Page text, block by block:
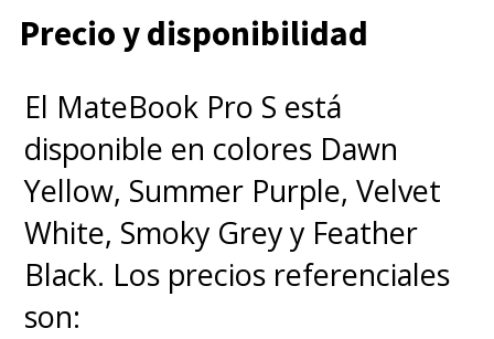
Precio y disponibilidad
El MateBook Pro S está
disponible en colores Dawn
Yellow, Summer Purple, Velvet
White, Smoky Grey y Feather
Black. Los precios referenciales
son: